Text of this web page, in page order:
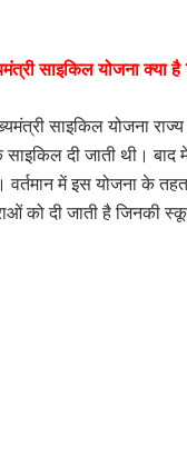
साइकिल योजना क्या है
साइकिल योजना
दी जाती थी। बाद
वर्तमान में इस योजना के
को दी जाती है जिनकी